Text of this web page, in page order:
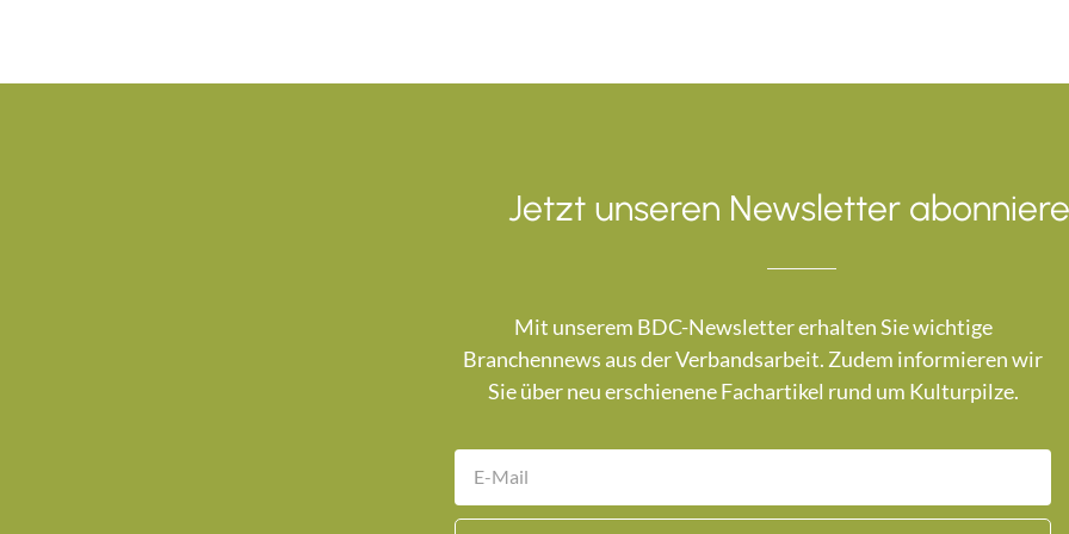
Jetzt unseren Newsletter
Mit unserem BDC-Newsletter erhalten Sie wichtige
Branchennews aus der Verbandsarbeit. Zudem informieren wir
Sie über neu erschienene Fachartikel rund um Kulturpilze.